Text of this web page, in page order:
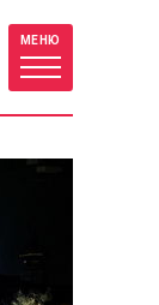
МЕНЮ